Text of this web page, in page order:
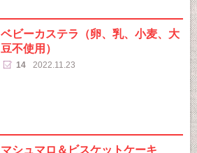
ベビーカステラ（卵、乳、小麦、大
豆不使用）
14 2022.11.23
マシュマロ＆ビスケットケーキ